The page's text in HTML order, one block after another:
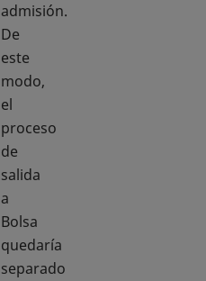
admisión.
De
este
modo,
el
proceso
de
salida
a
Bolsa
quedaría
separado